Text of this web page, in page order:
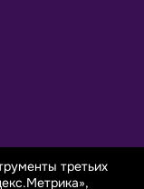
третьих